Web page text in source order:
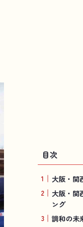
目次
大阪・関
大阪・関
ング
調和の未